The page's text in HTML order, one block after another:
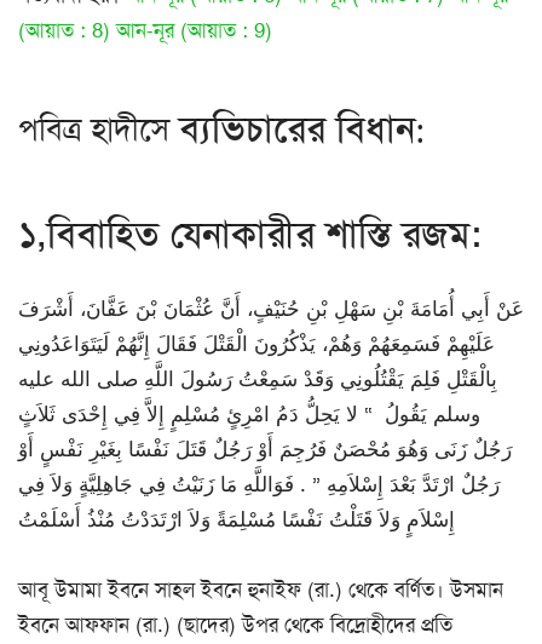
(আয়াত : 8) আন-নূর (আয়াত : 9)
পবিত্র হাদীসেব্যভিচারের বিধান:
১,বিবাহিত যেনাকারীর শাস্তি রজম:
عَنْ أَبِي أُمَامَةَ بْنِ سَهْلِ بْنِ حُنَيْفٍ، أَنَّ عُثْمَانَ بْنَ عَفَّانَ، أَشْرَفَ
عَلَيْهِمْ فَسَمِعَهُمْ وَهُمْ، يَذْكُرُونَ الْقَتْلَ فَقَالَ إِنَّهُمْ لَيَتَوَاعَدُونِي
بِالْقَتْلِ فَلِمَ يَقْتُلُونِي وَقَدْ سَمِعْتُ رَسُولَ اللَّهِ صلى الله عليه
وسلم يَقُولُ ‏ “‏ لا يَحِلُّ دَمُ امْرِئٍ مُسْلِمٍ إِلاَّ فِي إِحْدَى ثَلاَثٍ
رَجُلٌ زَنَى وَهُوَ مُحْصَنٌ فَرُجِمَ أَوْ رَجُلٌ قَتَلَ نَفْسًا بِغَيْرِ نَفْسٍ أَوْ
رَجُلٌ ارْتَدَّ بَعْدَ إِسْلاَمِهِ ‏”‏ ‏.‏ فَوَاللَّهِ مَا زَنَيْتُ فِي جَاهِلِيَّةٍ وَلاَ فِي
إِسْلاَمٍ وَلاَ قَتَلْتُ نَفْسًا مُسْلِمَةً وَلاَ ارْتَدَدْتُ مُنْذُ أَسْلَمْتُ
আবূ উমামা ইবনে সাহল ইবনে হুনাইফ (রা.) থেকে বর্ণিত। উসমান
ইবনে আফফান (রা.) (ছাদের) উপর থেকে বিদ্রোহীদের প্রতি